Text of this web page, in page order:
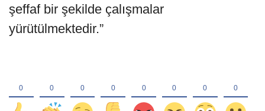
şeffaf bir şekilde çalışmalar
yürütülmektedir.”